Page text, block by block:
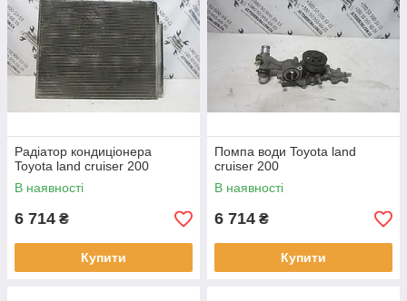
Радіатор кондиціонера
Toyota land cruiser 200
В наявності
6 714 ₴
Купити
Помпа води Toyota land
cruiser 200
В наявності
6 714 ₴
Купити